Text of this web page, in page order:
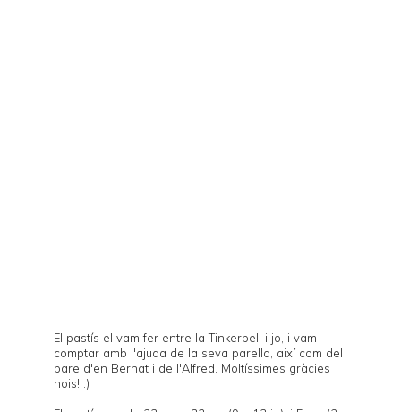
El pastís el vam fer entre laTinkerbell i jo, i vam
comptar amb l'ajuda de la seva parella, així com del
pare d'en Bernat i de l'Alfred. Moltíssimes gràcies
nois! :)